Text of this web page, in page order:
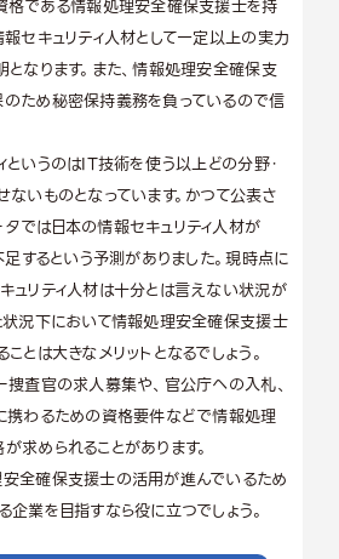
格である情報処理安全確保支援士を持
報セキュリティ人材として一定以上の実力
となります。また、情報処理安全確保支
ため秘密保持義務を負っているので信
というのはIT技術を使う以上どの分野・
ないものとなっています。かつて公表さ
では日本の情報セキュリティ人材が
るという予測がありました。現時点に
ュリティ人材は十分とは言えない状況が
状況下において情報処理安全確保支援士
とは大きなメリットとなるでしょう。
捜査官の求人募集や、官公庁への入札、
携わるための資格要件などで情報処理
求められることがあります。
全確保支援士の活用が進んでいるため
企業を目指すなら役に立つでしょう。